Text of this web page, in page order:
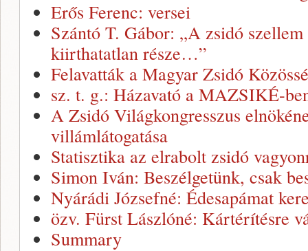
Erős Ferenc: versei
Szántó T. Gábor: „A zsidó
kiirthatatlan része…”
Felavatták a Magyar Zsidó
sz. t. g.: Házavató a MAZSIKÉ-
A Zsidó Világkongresszus
villámlátogatása
Statisztika az elrabolt zsidó
Simon Iván: Beszélgetünk, csak
Nyárádi Józsefné: Édesapámat
özv. Fürst Lászlóné: Kártérítésre
Summary